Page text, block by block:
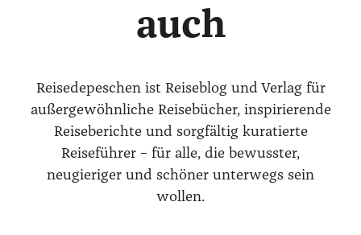
auch
Reisedepeschen ist Reiseblog und Verlag für
außergewöhnliche Reisebücher, inspirierende
Reiseberichte und sorgfältig kuratierte
Reiseführer – für alle, die bewusster,
neugieriger und schöner unterwegs sein
wollen.